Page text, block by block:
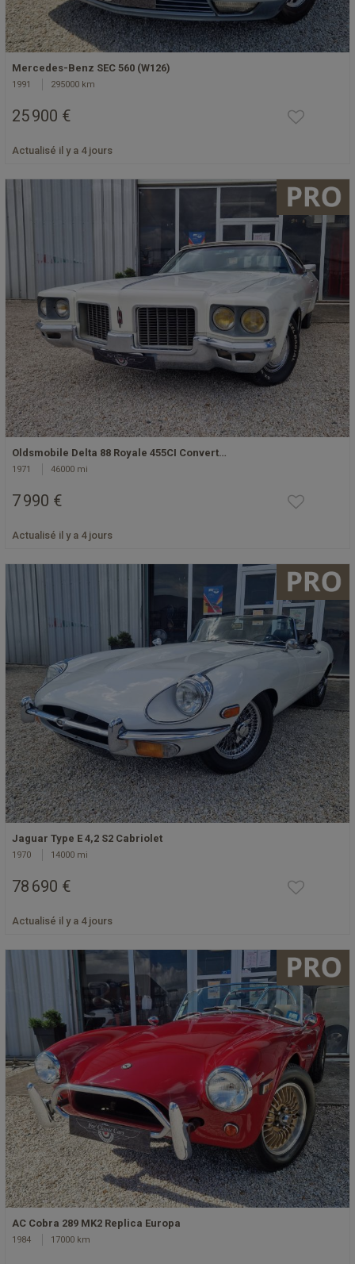
Mercedes-Benz SEC 560 (W126)
1991 295000 km
25 900 €
Actualisé il y a 4 jours
Oldsmobile Delta 88 Royale 455CI Convert…
1971 46000 mi
7 990 €
Actualisé il y a 4 jours
Jaguar Type E 4,2 S2 Cabriolet
1970 14000 mi
78 690 €
Actualisé il y a 4 jours
AC Cobra 289 MK2 Replica Europa
1984 17000 km